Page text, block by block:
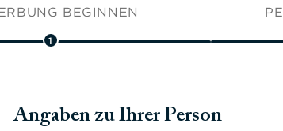
BEGINNEN
1
Angaben zu Ihrer Person